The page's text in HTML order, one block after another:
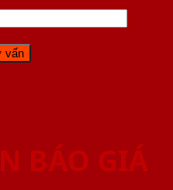
BÁO GIÁ